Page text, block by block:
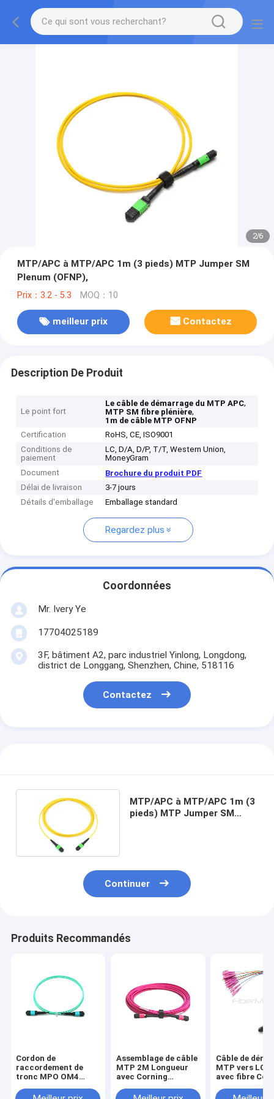
2/6
MTP/APC à MTP/APC 1m (3 pieds) MTP Jumper SM
Plenum (OFNP),
Prix：3.2 - 5.3 MOQ：10
meilleur prix Contactez
Description De Produit
Le point fort
Le câble de démarrage du MTP APC,
MTP SM fibre plénière,
1m de câble MTP OFNP
Certification
RoHS, CE, ISO9001
Conditions de
paiement
LC, D/A, D/P, T/T, Western Union,
MoneyGram
Document
Brochure du produit PDF
Délai de livraison
3-7 jours
Détails d'emballage
Emballage standard
Regardez plus
Coordonnées
Mr. Ivery Ye
17704025189
3F, bâtiment A2, parc industriel Yinlong, Longdong,
district de Longgang, Shenzhen, Chine, 518116
Contactez
MTP/APC à MTP/APC 1m (3
pieds) MTP Jumper SM
Continuer
Produits Recommandés
Cordon de
raccordement de
tronc MPO OM4
de fibre haute
Assemblage de câble
MTP 2M Longueur
avec Corning
transmission de
Câble de
MTP vers LC
avec fibre
l'emploi pour